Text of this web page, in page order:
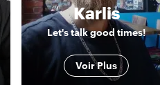
Karlis
Let's talk good times!
Voir Plus